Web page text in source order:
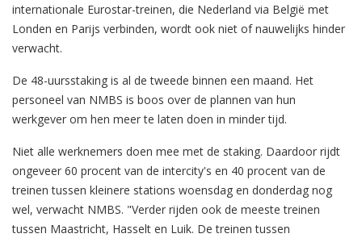
internationale Eurostar-treinen, die Nederland via België met
Londen en Parijs verbinden, wordt ook niet of nauwelijks hinder
verwacht.
De 48-uursstaking is al de tweede binnen een maand. Het
personeel van NMBS is boos over de plannen van hun
werkgever om hen meer te laten doen in minder tijd.
Niet alle werknemers doen mee met de staking. Daardoor rijdt
ongeveer 60 procent van de intercity's en 40 procent van de
treinen tussen kleinere stations woensdag en donderdag nog
wel, verwacht NMBS. "Verder rijden ook de meeste treinen
tussen Maastricht, Hasselt en Luik. De treinen tussen